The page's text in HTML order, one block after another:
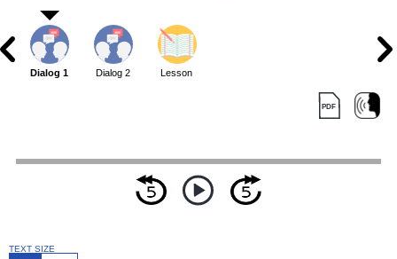
Dialog 1 Dialog 2 Lesson
TEXT SIZE